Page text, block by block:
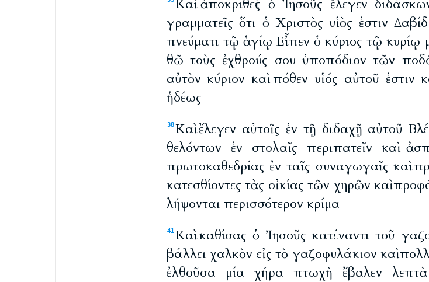
Καὶ ἀποκριθεὶς ὁ Ἰησοῦς ἔλεγεν
γραμματεῖς ὅτι ὁ Χριστὸς υἱὸς ἐστιν Δαβίδ
πνεύματι τῷ ἁγίῳ Εἶπεν ὁ κύριος τῷ κυρίῳ
θῶ τοὺς ἐχθρούς σου ὑποπόδιον τῶν
αὐτὸν κύριον καὶ πόθεν υἱός αὐτοῦ ἐστιν
ἡδέως
38 Καὶ ἔλεγεν αὐτοῖς ἐν τῇ διδαχῇ αὐτοῦ
θελόντων ἐν στολαῖς περιπατεῖν καὶ
πρωτοκαθεδρίας ἐν ταῖς συναγωγαῖς καὶ
κατεσθίοντες τὰς οἰκίας τῶν χηρῶν καὶ
λήψονται περισσότερον κρίμα
41 Καὶ καθίσας ὁ Ἰησοῦς κατέναντι τοῦ
βάλλει χαλκὸν εἰς τὸ γαζοφυλάκιον καὶ
ἐλθοῦσα μία χήρα πτωχὴ ἔβαλεν